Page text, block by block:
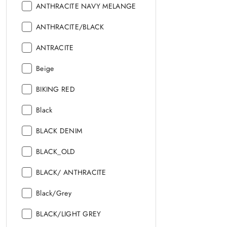
Kolor:
ANTHRACITE NAVY MELANGE
Kolor:
ANTHRACITE/BLACK
Kolor:
ANTRACITE
Kolor:
Beige
Kolor:
BIKING RED
Kolor:
Black
Kolor:
BLACK DENIM
Kolor:
BLACK_OLD
Kolor:
BLACK/ ANTHRACITE
Kolor:
Black/Grey
Kolor:
BLACK/LIGHT GREY